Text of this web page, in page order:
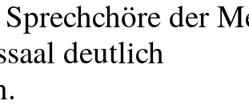
der
deutlich